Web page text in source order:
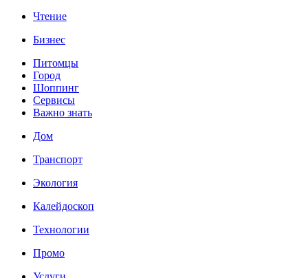
Чтение
Бизнес
Питомцы
Город
Шоппинг
Сервисы
Важно знать
Дом
Транспорт
Экология
Калейдоскоп
Технологии
Промо